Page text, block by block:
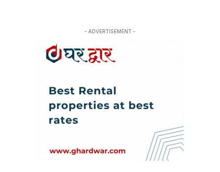
- ADVERTISEMENT -